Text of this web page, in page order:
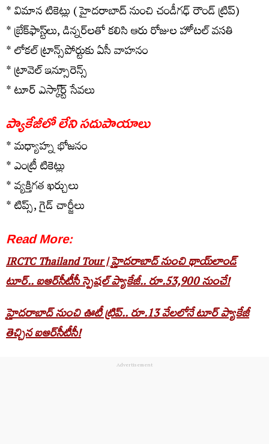
* విమాన టికెట్లు ( హైదరాబాద్ నుంచి చండీగఢ్ రౌండ్ ట్రిప్)
* బ్రేక్‌ఫాస్ట్‌లు, డిన్నర్‌లతో కలిసి ఆరు రోజుల హోటల్ వసతి
* లోకల్ ట్రాన్స్‌పోర్టుకు ఏసీ వాహనం
* ట్రావెల్ ఇన్సూరెన్స్
* టూర్ ఎస్కా్ర్ట్ సేవలు
ప్యాకేజీలో లేని సదుపాయాలు
* మధ్యాహ్న భోజనం
* ఎంట్రీ టికెట్లు
* వ్యక్తిగత ఖర్చులు
* టిప్స్, గైడ్ చార్జీలు
Read More:
IRCTC Thailand Tour | హైదరాబాద్ నుంచి థాయ్‌లాండ్
టూర్.. ఐఆర్‌సీటీసీ స్పెషల్ ప్యాకేజీ.. రూ.53,900 నుంచే!
హైదరాబాద్ నుంచి ఊటీ ట్రిప్.. రూ.13 వేలలోనే టూర్ ప్యాకేజీ
తెచ్చిన ఐఆర్‌సీటీసీ!